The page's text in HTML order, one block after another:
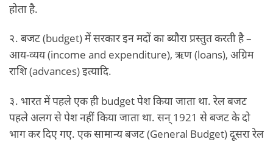
होता है.
२. बजट (budget) में सरकार इन मदों का ब्यौरा प्रस्तुत करती है –
आय-व्यय (income and expenditure), ऋण (loans), अग्रिम
राशि (advances) इत्यादि.
३. भारत में पहले एक ही budget पेश किया जाता था. रेल बजट
पहले अलग से पेश नहीं किया जाता था. सन् 1921 से बजट के दो
भाग कर दिए गए. एक सामान्य बजट (General Budget) दूसरा रेल